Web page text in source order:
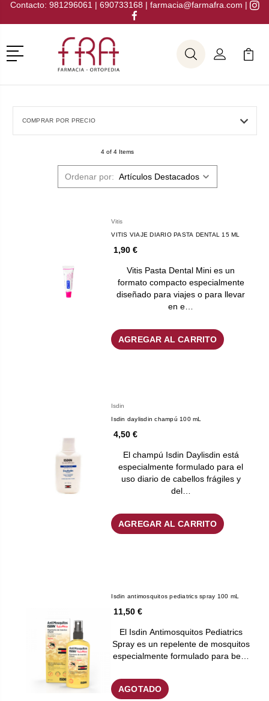
Contacto: 981296061 | 690733168 | farmacia@farmafra.com |
Menú
BuscarMi Cuenta
Mi
COMPRAR POR PRECIO
4 of 4 Items
Ordenar por:
Vitis
VITIS VIAJE DIARIO PASTA DENTAL 15 ML
1,90 €
Vitis Pasta Dental Mini es un
formato compacto especialmente
diseñado para viajes o para llevar
en e…
AGREGAR AL CARRITO
Isdin
Isdin daylisdin champú 100 mL
4,50 €
El champú Isdin Daylisdin está
especialmente formulado para el
uso diario de cabellos frágiles y
del…
AGREGAR AL CARRITO
Isdin antimosquitos pediatrics spray 100 mL
11,50 €
El Isdin Antimosquitos Pediatrics
Spray es un repelente de mosquitos
especialmente formulado para be…
AGOTADO